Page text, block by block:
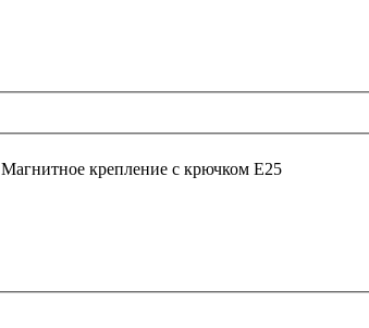
Магнитное крепление с крючком E25